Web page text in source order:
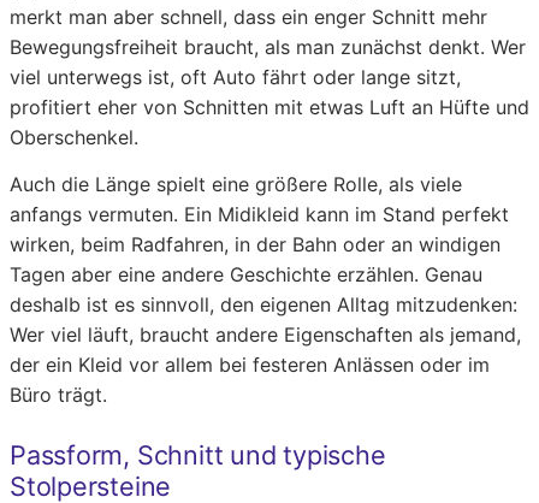
merkt man aber schnell, dass ein enger Schnitt mehr
Bewegungsfreiheit braucht, als man zunächst denkt. Wer
viel unterwegs ist, oft Auto fährt oder lange sitzt,
profitiert eher von Schnitten mit etwas Luft an Hüfte und
Oberschenkel.
Auch die Länge spielt eine größere Rolle, als viele
anfangs vermuten. Ein Midikleid kann im Stand perfekt
wirken, beim Radfahren, in der Bahn oder an windigen
Tagen aber eine andere Geschichte erzählen. Genau
deshalb ist es sinnvoll, den eigenen Alltag mitzudenken:
Wer viel läuft, braucht andere Eigenschaften als jemand,
der ein Kleid vor allem bei festeren Anlässen oder im
Büro trägt.
Passform, Schnitt und typische
Stolpersteine